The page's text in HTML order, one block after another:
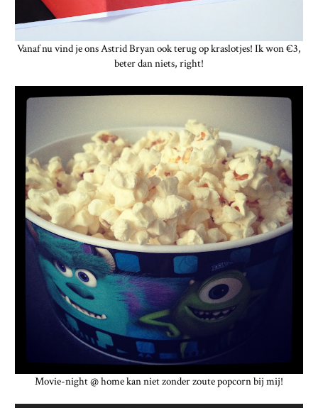
Vanaf nu vind je ons Astrid Bryan ook terug op kraslotjes! Ik won €3,
beter dan niets, right!
Movie-night @ home kan niet zonder zoute popcorn bij mij!